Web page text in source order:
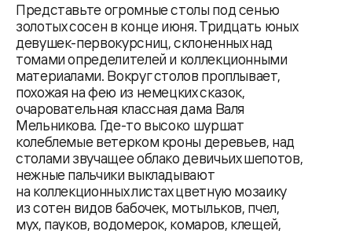
Представьте огромные столы под сенью
золотых сосен в конце июня. Тридцать юных
девушек-первокурсниц, склоненных над
томами определителей и коллекционными
материалами. Вокруг столов проплывает,
похожая на фею из немецких сказок,
очаровательная классная дама Валя
Мельникова. Где-то высоко шуршат
колеблемые ветерком кроны деревьев, над
столами звучащее облако девичьих шепотов,
нежные пальчики выкладывают
на коллекционных листах цветную мозаику
из сотен видов бабочек, мотыльков, пчел,
мух, пауков, водомерок, комаров, клещей,